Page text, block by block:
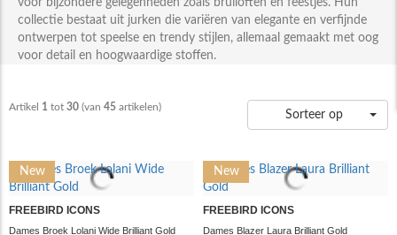
voor bijzondere gelegenheden zoals bruiloften en feestjes. Hun
collectie bestaat uit jurken die variëren van elegante en verfijnde
ontwerpen tot speelse en trendy stijlen, allemaal gemaakt met oog
voor detail en hoogwaardige stoffen.
Artikel 1 tot 30 (van 45 artikelen)
Sorteer op
New
FREEBIRD ICONS
Dames Broek Lolani Wide Brilliant Gold
New
FREEBIRD ICONS
Dames Blazer Laura Brilliant Gold